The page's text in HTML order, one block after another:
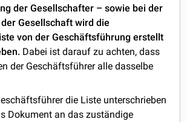
der Gesellschafter – sowie bei der
Gesellschaft wird die
von der Geschäftsführung erstellt
Dabei ist darauf zu achten, dass
der Geschäftsführer alle dasselbe
die Liste unterschrieben
Dokument an das zuständige